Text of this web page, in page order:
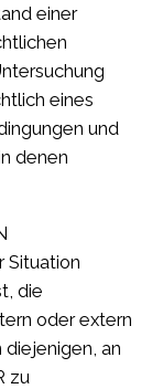
einer
eines
und
denen
Situation
die
oder extern
an
zu